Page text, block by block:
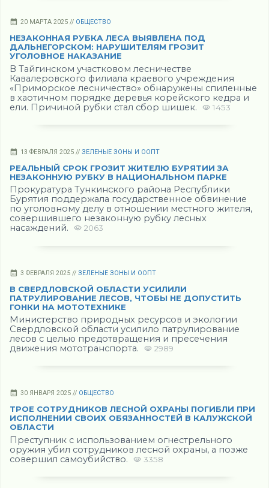
20 МАРТА 2025 // ОБЩЕСТВО
НЕЗАКОННАЯ РУБКА ЛЕСА ВЫЯВЛЕНА ПОД
ДАЛЬНЕГОРСКОМ: НАРУШИТЕЛЯМ ГРОЗИТ
УГОЛОВНОЕ НАКАЗАНИЕ
В Тайгинском участковом лесничестве
Кавалеровского филиала краевого учреждения
«Приморское лесничество» обнаружены спиленные
в хаотичном порядке деревья корейского кедра и
ели. Причиной рубки стал сбор шишек.
1453
13 ФЕВРАЛЯ 2025 // ЗЕЛЕНЫЕ ЗОНЫ И ООПТ
РЕАЛЬНЫЙ СРОК ГРОЗИТ ЖИТЕЛЮ БУРЯТИИ ЗА
НЕЗАКОННУЮ РУБКУ В НАЦИОНАЛЬНОМ ПАРКЕ
Прокуратура Тункинского района Республики
Бурятия поддержала государственное обвинение
по уголовному делу в отношении местного жителя,
совершившего незаконную рубку лесных
насаждений.
2063
3 ФЕВРАЛЯ 2025 // ЗЕЛЕНЫЕ ЗОНЫ И ООПТ
В СВЕРДЛОВСКОЙ ОБЛАСТИ УСИЛИЛИ
ПАТРУЛИРОВАНИЕ ЛЕСОВ, ЧТОБЫ НЕ ДОПУСТИТЬ
ГОНКИ НА МОТОТЕХНИКЕ
Министерство природных ресурсов и экологии
Свердловской области усилило патрулирование
лесов с целью предотвращения и пресечения
движения мототранспорта.
2989
30 ЯНВАРЯ 2025 // ОБЩЕСТВО
ТРОЕ СОТРУДНИКОВ ЛЕСНОЙ ОХРАНЫ ПОГИБЛИ ПРИ
ИСПОЛНЕНИИ СВОИХ ОБЯЗАННОСТЕЙ В КАЛУЖСКОЙ
ОБЛАСТИ
Преступник с использованием огнестрельного
оружия убил сотрудников лесной охраны, а позже
совершил самоубийство.
3358